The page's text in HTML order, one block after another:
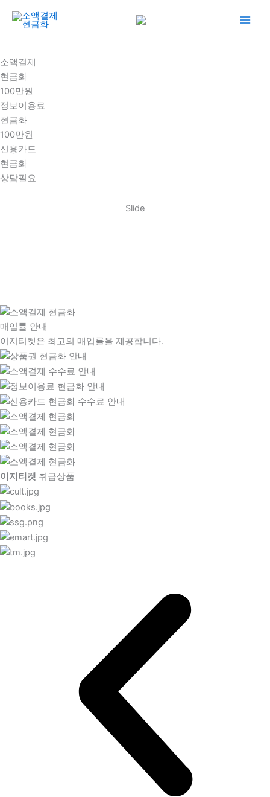
건
너
뛰
기
소액결제
현금화
100만원
정보이용료
현금화
100만원
신용카드
현금화
상담필요
Slide
매입률 안내
이지티켓은 최고의 매입률을 제공합니다.
이지티켓 취급상품